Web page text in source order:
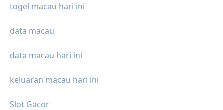
togel macau hari ini
data macau
data macau hari ini
keluaran macau hari ini
Slot Gacor